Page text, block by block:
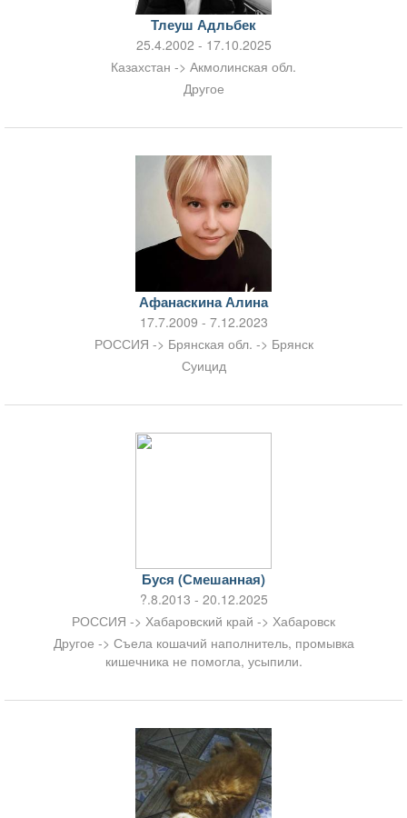
Тлеуш Адльбек
25.4.2002 - 17.10.2025
Казахстан -> Акмолинская обл.
Другое
Афанаскина Алина
17.7.2009 - 7.12.2023
РОССИЯ -> Брянская обл. -> Брянск
Суицид
Буся (Смешанная)
?.8.2013 - 20.12.2025
РОССИЯ -> Хабаровский край -> Хабаровск
Другое -> Съела кошачий наполнитель, промывка
кишечника не помогла, усыпили.